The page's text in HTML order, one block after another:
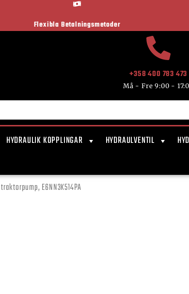
Flexibla Betalningsmetoder
+358 400 783 473
Må - Fre 9:00 -
HYDRAULIK KOPPLINGAR HYDRAULVENTIL
E6NN3K514PA